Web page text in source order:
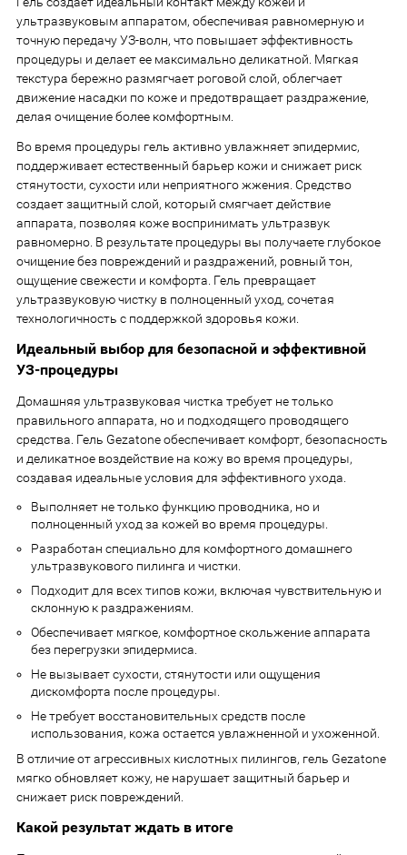
ультразвуковым аппаратом, обеспечивая равномерную и
точную передачу УЗ-волн, что повышает эффективность
процедуры и делает ее максимально деликатной. Мягкая
текстура бережно размягчает роговой слой, облегчает
движение насадки по коже и предотвращает раздражение,
делая очищение более комфортным.
Во время процедуры гель активно увлажняет эпидермис,
поддерживает естественный барьер кожи и снижает риск
стянутости, сухости или неприятного жжения. Средство
создает защитный слой, который смягчает действие
аппарата, позволяя коже воспринимать ультразвук
равномерно. В результате процедуры вы получаете глубокое
очищение без повреждений и раздражений, ровный тон,
ощущение свежести и комфорта. Гель превращает
ультразвуковую чистку в полноценный уход, сочетая
технологичность с поддержкой здоровья кожи.
Идеальный выбор для безопасной и эффективной
УЗ-процедуры
Домашняя ультразвуковая чистка требует не только
правильного аппарата, но и подходящего проводящего
средства. Гель Gezatone обеспечивает комфорт, безопасность
и деликатное воздействие на кожу во время процедуры,
создавая идеальные условия для эффективного ухода.
Выполняет не только функцию проводника, но и
полноценный уход за кожей во время процедуры.
Разработан специально для комфортного домашнего
ультразвукового пилинга и чистки.
Подходит для всех типов кожи, включая чувствительную и
склонную к раздражениям.
Обеспечивает мягкое, комфортное скольжение аппарата
без перегрузки эпидермиса.
Не вызывает сухости, стянутости или ощущения
дискомфорта после процедуры.
Не требует восстановительных средств после
использования, кожа остается увлажненной и ухоженной.
В отличие от агрессивных кислотных пилингов, гель Gezatone
мягко обновляет кожу, не нарушает защитный барьер и
снижает риск повреждений.
Какой результат ждать в итоге